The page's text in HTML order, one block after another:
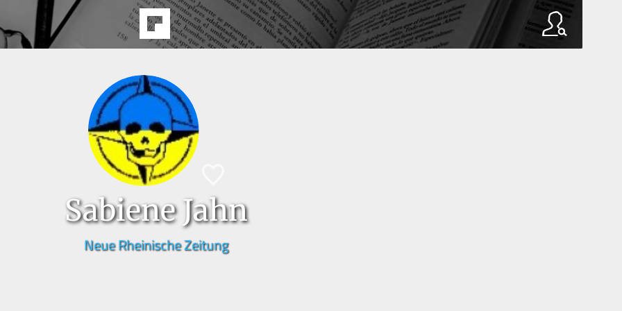
Sabiene Jahn
Neue Rheinische Zeitung